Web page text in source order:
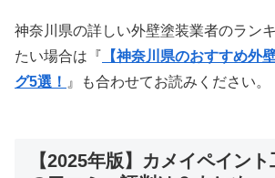
神奈川県の詳しい外壁塗装業者のラン
たい場合は『 【神奈川県のおすすめ外
グ5選！ 』も合わせてお読みください。
【2025年版】カメイペイン